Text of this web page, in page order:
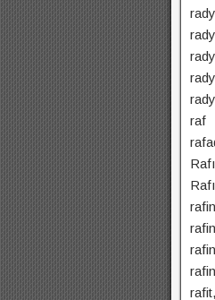
raf